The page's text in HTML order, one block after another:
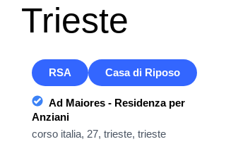
Trieste
RSA Casa di Riposo
Ad Maiores - Residenza per
Anziani
corso italia, 27, trieste, trieste